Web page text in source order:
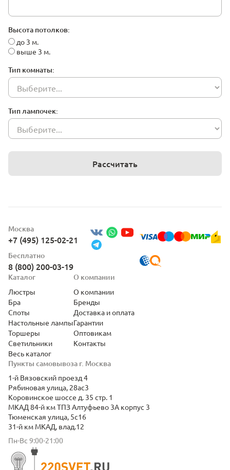
Высота потолков:
до 3 м.
выше 3 м.
Тип комнаты:
Тип лампочек:
Рассчитать
Москва
+7 (495) 125-02-21
Бесплатно
8 (800) 200-03-19
Пункты самовывоза г. Москва
1-й Вязовский проезд 4
Рябиновая улица, 28ас3
Коровинское шоссе д. 35 стр. 1
МКАД 84-й км ТПЗ Алтуфьево 3А корпус 3
Тюменская улица, 5с16
31-й км МКАД, влад.12
Пн-Вс 9:00-21:00
Каталог
Люстры
Бра
Споты
Настольные лампы
Торшеры
Светильники
Весь каталог
О компании
О компании
Бренды
Доставка и оплата
Гарантии
Оптовикам
Контакты